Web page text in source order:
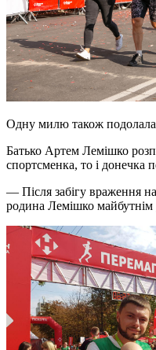
Одну милю також подолала
Батько Артем Лемішко
спортсменка, то і донечка
— Після забігу враження
родина Лемішко